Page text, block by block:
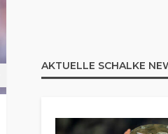
AKTUELLE SCHALKE